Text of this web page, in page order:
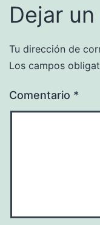
Dejar
Tu dirección de
Los campos
Comentario *